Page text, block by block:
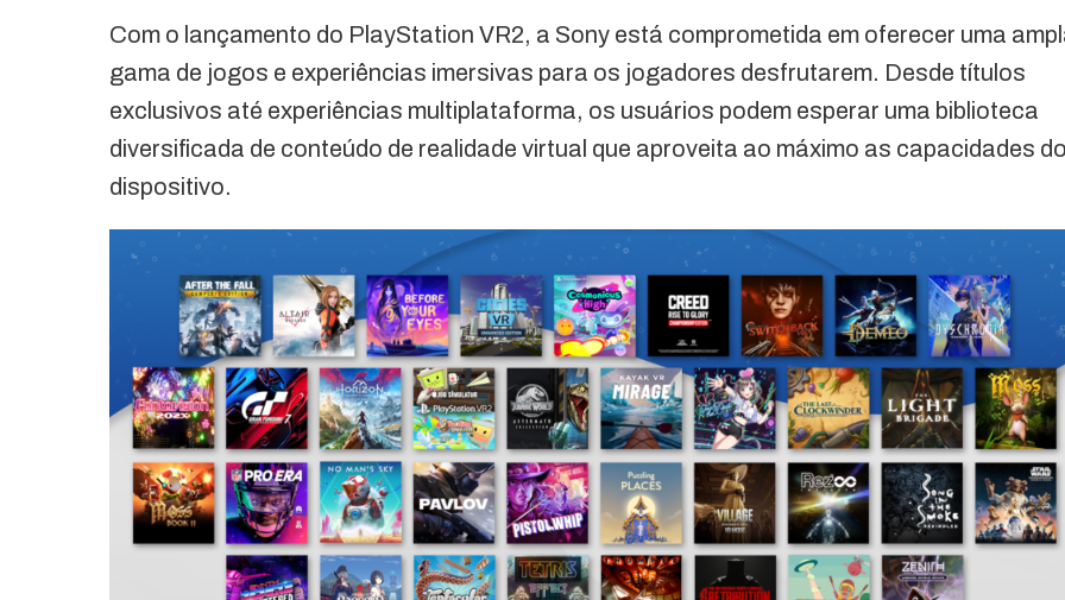
Com o lançamento do PlayStation VR2, a Sony está comprometida em oferecer uma
gama de jogos e experiências imersivas para os jogadores desfrutarem. Desde títulos
exclusivos até experiências multiplataforma, os usuários podem esperar uma biblioteca
diversificada de conteúdo de realidade virtual que aproveita ao máximo as capacidades
dispositivo.